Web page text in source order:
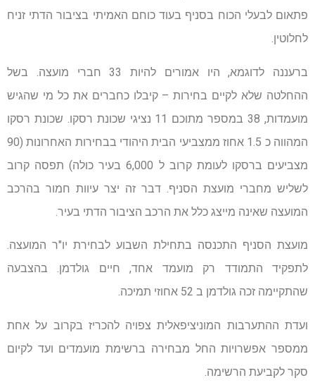
פתאום לבעלי הכוח בסניף בעוד כוחם האמיתי בציבור הדתי זניח
לחלוטין.
ברעננה לדוגמא, היו אמורים להיות 33 חברי מועצה. בשל
ההחלטה שלא לקיים בחירות – קיבלו כחברים את כל מי שהגיש
מועמדות, 38 במספר מתוכם 11 נציגי שכונת רסקו. שכונת רסקו
המהווה כ 1.5 אחוז ממצביעי הבית היהודי בבחירות האחרונות (90
מצביעים ברסקו לעומת קרוב ל 6,000 בעיר כולה) תפסה קרוב
לשליש מחברי מועצת הסניף. דבר זה יצר עיוות חמור בהרכב
המועצה שאינה מייצג כלל את הרכב הציבור הדתי בעיר.
מועצת הסניף התכנסה בתחילת השבוע לבחירת יו"ר המועצה.
לתפקיד התמודד רק מועמד אחד, חיים גולדמן. בהצבעה
שהתקיימה זכה גולדמן ב 52 אחוזי תמיכה.
ועדת ההתערבות המוניציפאלית צפויה להכריז בקרוב על אחת
ממספר אפשרויות החל מבחירה ברשימת מועמדים ועד לקיום
סקר לקביעת הרשימה.